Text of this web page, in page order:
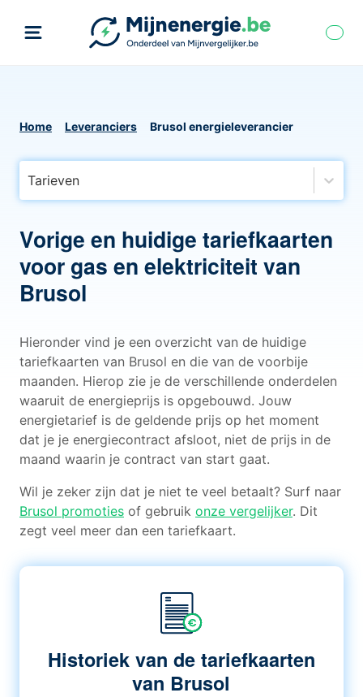
Home Leveranciers Brusol energieleverancier
Tarieven
Vorige en huidige tariefkaarten
voor gas en elektriciteit van
Brusol
Hieronder vind je een overzicht van de huidige
tariefkaarten van Brusol en die van de voorbije
maanden. Hierop zie je de verschillende onderdelen
waaruit de energieprijs is opgebouwd. Jouw
energietarief is de geldende prijs op het moment
dat je je energiecontract afsloot, niet de prijs in de
maand waarin je contract van start gaat.
Wil je zeker zijn dat je niet te veel betaalt? Surf naar
Brusol promoties of gebruik onze vergelijker. Dit
zegt veel meer dan een tariefkaart.
Historiek van de tariefkaarten
van Brusol